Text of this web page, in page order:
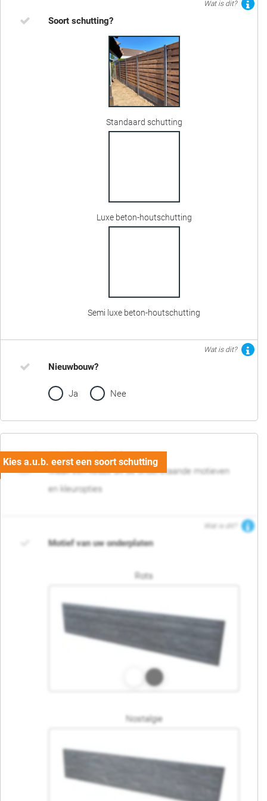
Wat is dit?
Soort schutting?
Standaard schutting
Luxe beton-houtschutting
Semi luxe beton-houtschutting
Wat is dit?
Nieuwbouw?
Ja Nee
02. Motief en kleur
Maak een keuze uit de onderstaande motieven
en kleuropties
Wat is dit?
Motief van uw onderplaten
Rots
Nostalgie